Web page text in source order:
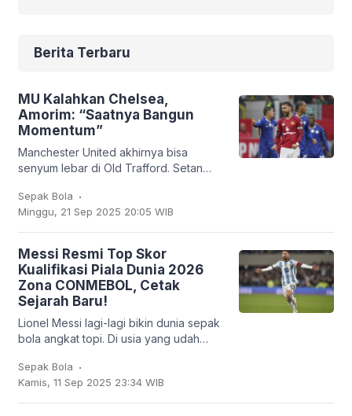
Berita Terbaru
MU Kalahkan Chelsea,
Amorim: “Saatnya Bangun
Momentum”
Manchester United akhirnya bisa
senyum lebar di Old Trafford. Setan
2-1 dalam lanjutan Liga Inggris, Sabtu
(20/9/2025). Bruno
Sepak Bola .
Minggu, 21 Sep 2025 20:05 WIB
Messi Resmi Top Skor
Kualifikasi Piala Dunia 2026
Zona CONMEBOL, Cetak
Sejarah Baru!
Lionel Messi lagi-lagi bikin dunia sepak
bola angkat topi. Di usia yang udah
mencatatkan sejarah baru: untuk
pertama
Sepak Bola .
Kamis, 11 Sep 2025 23:34 WIB